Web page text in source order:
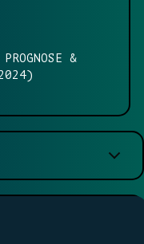
PROGNOSE &